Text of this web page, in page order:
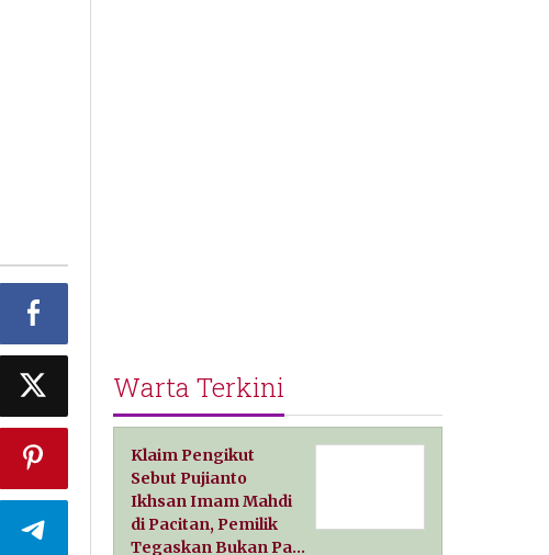
Warta Terkini
Klaim Pengikut
Sebut Pujianto
Ikhsan Imam Mahdi
di Pacitan, Pemilik
Tegaskan Bukan Pa…